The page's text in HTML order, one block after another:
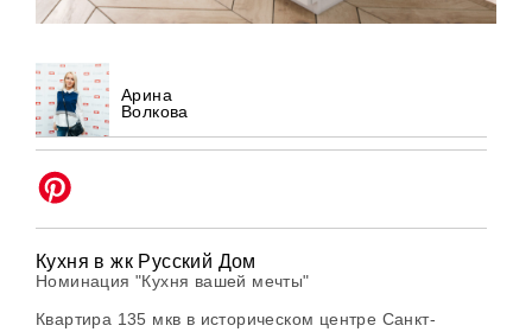
Арина
Волкова
Кухня в жк Русский Дом
Номинация "Кухня вашей мечты"
Квартира 135 мкв в историческом центре Санкт-